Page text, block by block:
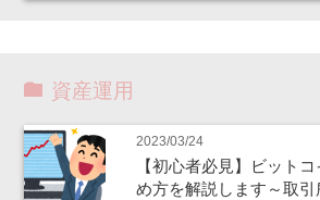
資産運用
2023/03/24
【初心者必見】ビット
め方を解説します～取